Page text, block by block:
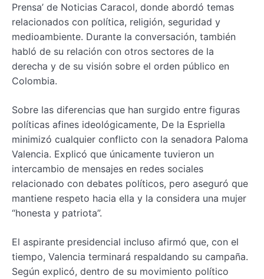
Prensa’ de Noticias Caracol, donde abordó temas
relacionados con política, religión, seguridad y
medioambiente. Durante la conversación, también
habló de su relación con otros sectores de la
derecha y de su visión sobre el orden público en
Colombia.
Sobre las diferencias que han surgido entre figuras
políticas afines ideológicamente, De la Espriella
minimizó cualquier conflicto con la senadora Paloma
Valencia. Explicó que únicamente tuvieron un
intercambio de mensajes en redes sociales
relacionado con debates políticos, pero aseguró que
mantiene respeto hacia ella y la considera una mujer
“honesta y patriota”.
El aspirante presidencial incluso afirmó que, con el
tiempo, Valencia terminará respaldando su campaña.
Según explicó, dentro de su movimiento político